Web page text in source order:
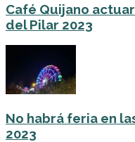
Café Quijano
del Pilar 2023
No habrá feria en
2023